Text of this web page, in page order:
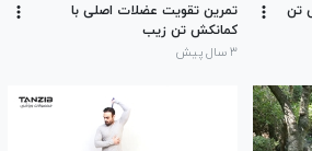
تن
تمرین تقویت عضلات اصلی با
کمانکش تن زیب
۳ سال پیش